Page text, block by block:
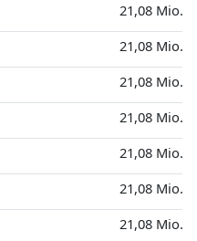
21,08 Mio.
21,08 Mio.
21,08 Mio.
21,08 Mio.
21,08 Mio.
21,08 Mio.
21,08 Mio.